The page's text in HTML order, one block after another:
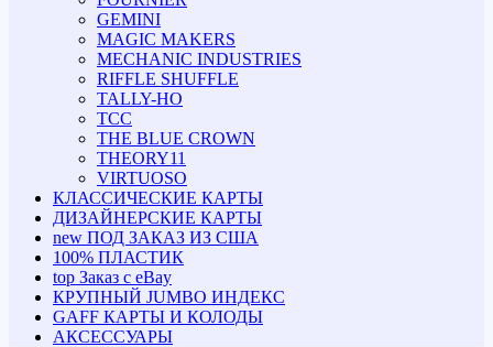
GEMINI
MAGIC MAKERS
MECHANIC INDUSTRIES
RIFFLE SHUFFLE
TALLY-HO
TCC
THE BLUE CROWN
THEORY11
VIRTUOSO
КЛАССИЧЕСКИЕ КАРТЫ
ДИЗАЙНЕРСКИЕ КАРТЫ
new ПОД ЗАКАЗ ИЗ США
100% ПЛАСТИК
top Заказ с eBay
КРУПНЫЙ JUMBO ИНДЕКС
GAFF КАРТЫ И КОЛОДЫ
АКСЕССУАРЫ